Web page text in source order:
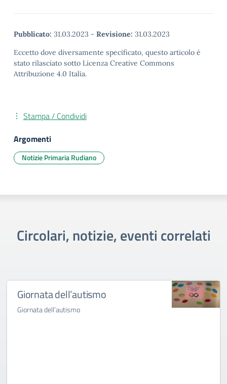
Pubblicato: 31.03.2023 - Revisione: 31.03.2023
Eccetto dove diversamente specificato, questo articolo è
stato rilasciato sotto Licenza Creative Commons
Attribuzione 4.0 Italia.
Stampa / Condividi
Argomenti
Notizie Primaria Rudiano
Circolari, notizie, eventi correlati
Giornata dell’autismo
Giornata dell’autismo